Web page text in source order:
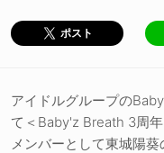
ポスト
アイドルグループの
て＜Baby'z Breath 3周
メンバーとして東城陽